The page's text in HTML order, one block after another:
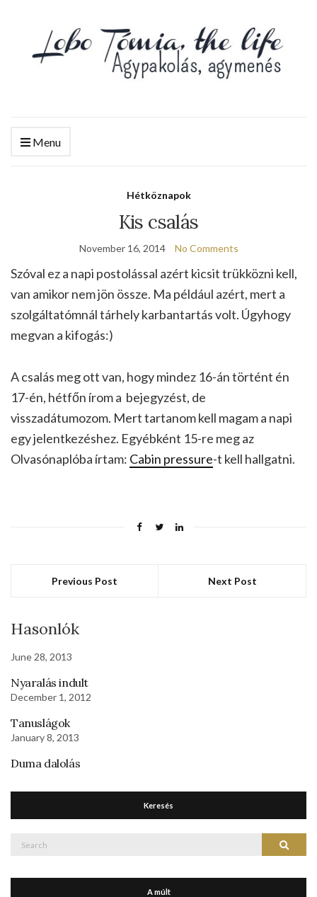
Menu
Hétköznapok
Kis csalás
November 16, 2014 No Comments
Szóval ez a napi postolással azért kicsit trükközni kell,
van amikor nem jön össze. Ma például azért, mert a
szolgáltatómnál tárhely karbantartás volt. Úgyhogy
megvan a kifogás:)
A csalás meg ott van, hogy mindez 16-án történt én
17-én, hétfőn írom a bejegyzést, de
visszadátumozom. Mert tartanom kell magam a napi
egy jelentkezéshez. Egyébként 15-re meg az
Olvasónaplóba írtam: Cabin pressure-t kell hallgatni.
Previous Post Next Post
Hasonlók
June 28, 2013
Nyaralás indult
December 1, 2012
Tanuslágok
January 8, 2013
Duma dalolás
Keresés
Search
A múlt